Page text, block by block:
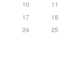
10
11
17
18
24
25